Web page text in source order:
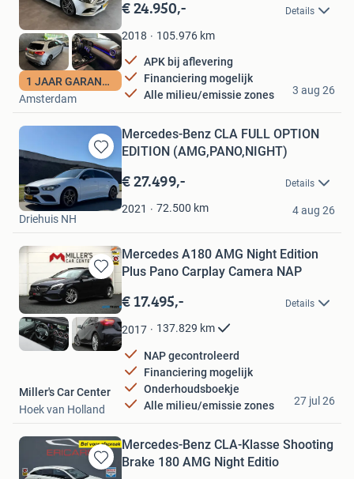
in
Mijn
Favorieten
1 JAAR GARANTIE
€ 24.950,- Details
2018 105.976 km
APK bij aflevering
Financiering mogelijk
Alle milieu/emissie zones
VN Occasions
Amsterdam
3 aug 26
Bewaren
in
Mijn
Favorieten
Mercedes-Benz CLA FULL OPTION
EDITION (AMG,PANO,NIGHT)
€ 27.499,- Details
2021 72.500 km
Stef
Driehuis NH
4 aug 26
Bewaren
Mijn
Favorieten
Mercedes A180 AMG Night Edition
Plus Pano Carplay Camera NAP
€ 17.495,- Details
2017 137.829 km
NAP gecontroleerd
Financiering mogelijk
Onderhoudsboekje
Alle milieu/emissie zones
Miller's Car Center
Hoek van Holland
27 jul 26
Bewaren
Mercedes-Benz CLA-Klasse Shooting
Brake 180 AMG Night Editio